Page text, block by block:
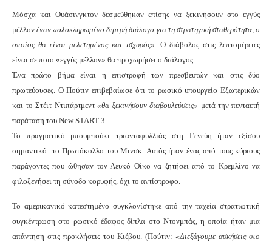
Μόσχα και Ουάσινγκτον δεσμεύθηκαν επίσης να ξεκινήσουν στο εγγύς
μέλλονέναν «ολοκληρωμένο διμερή διάλογο για τη στρατηγική σταθερότητα, ο
οποίος θα είναι μελετημένος και ισχυρός». Ο διάβολος στις λεπτομέρειες
είναι σε ποιο «εγγύς μέλλον» θα προχωρήσει ο διάλογος.
Ένα πρώτο βήμα είναι η επιστροφή των πρεσβευτών και στις δύο
πρωτεύουσες. Ο Πούτιν επιβεβαίωσε ότι το ρωσικό υπουργείο Εξωτερικών
και το Στέιτ Ντιπάρτμεντ «θα ξεκινήσουν διαβουλεύσεις» μετά την πενταετή
παράταση του New START-3.
Το πραγματικό μπουμπούκι τριανταφυλλιάς στη Γενεύη ήταν εξίσου
σημαντικό: το Πρωτόκολλο του Μινσκ. Αυτός ήταν ένας από τους κύριους
παράγοντες που ώθησαν τον Λευκό Οίκο να ζητήσει από το Κρεμλίνο να
φιλοξενήσει τη σύνοδο κορυφής, όχι το αντίστροφο.
Το αμερικανικό κατεστημένο συγκλονίστηκε από την ταχεία στρατιωτική
συγκέντρωση στο ρωσικό έδαφος δίπλα στο Ντονμπάς, η οποία ήταν μια
απάντηση στις προκλήσεις του Κιέβου. (Πούτιν: «Διεξάγουμε ασκήσεις στο